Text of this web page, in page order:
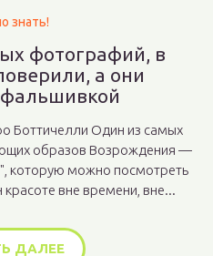
знать!
фотографий, в
а они
фальшивкой
Боттичелли Один из самых
образов Возрождения —
которую можно посмотреть
вне времени, вне...
ДАЛЕЕ